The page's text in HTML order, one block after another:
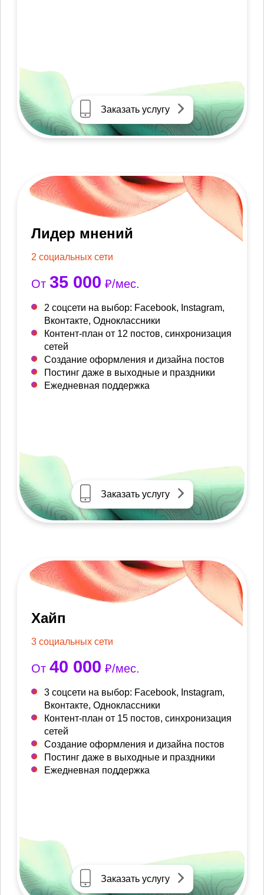
Заказать услугу
Лидер мнений
2 социальных сети
От 35 000 ₽/мес.
2 соцсети на выбор: Facebook, Instagram,
Вконтакте, Одноклассники
Контент-план от 12 постов, синхронизация
сетей
Создание оформления и дизайна постов
Постинг даже в выходные и праздники
Ежедневная поддержка
Заказать услугу
Хайп
3 социальных сети
От 40 000 ₽/мес.
3 соцсети на выбор: Facebook, Instagram,
Вконтакте, Одноклассники
Контент-план от 15 постов, синхронизация
сетей
Создание оформления и дизайна постов
Постинг даже в выходные и праздники
Ежедневная поддержка
Заказать услугу